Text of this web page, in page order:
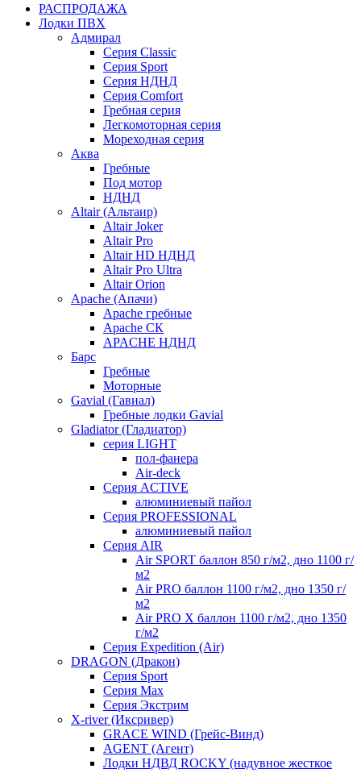
РАСПРОДАЖА
Лодки ПВХ
Адмирал
Серия Classic
Серия Sport
Серия НДНД
Серия Comfort
Гребная серия
Легкомоторная серия
Мореходная серия
Аква
Гребные
Под мотор
НДНД
Altair (Альтаир)
Altair Joker
Altair Pro
Altair HD НДНД
Altair Pro Ultra
Altair Orion
Apache (Апачи)
Apache гребные
Apache СК
APACHE НДНД
Барс
Гребные
Моторные
Gavial (Гавиал)
Гребные лодки Gavial
Gladiator (Гладиатор)
серия LIGHT
пол-фанера
Air-deck
Серия ACTIVE
алюминиевый пайол
Серия PROFESSIONAL
алюминиевый пайол
Серия AIR
Air SPORT баллон 850 г/м2, дно 1100 г/
м2
Air PRO баллон 1100 г/м2, дно 1350 г/
м2
Air PRO X баллон 1100 г/м2, дно 1350
г/м2
Серия Expedition (Air)
DRAGON (Дракон)
Серия Sport
Серия Max
Серия Экстрим
X-river (Иксривер)
GRACE WIND (Грейс-Винд)
AGENT (Агент)
Лодки НДВД ROCKY (надувное жесткое